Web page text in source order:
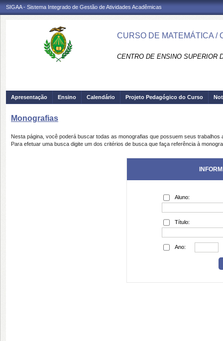
SIGAA - Sistema Integrado de Gestão de Atividades Acadêmicas
CURSO DE MATEMÁTICA /
CENTRO DE ENSINO SUPERIOR
Apresentação Ensino Calendário Projeto Pedagógico do Curso
Monografias
Nesta página, você poderá buscar todas as monografias que possuem seus trabalhos
Para efetuar uma busca digite um dos critérios de busca que faça referência à
Aluno:
Título:
Ano: